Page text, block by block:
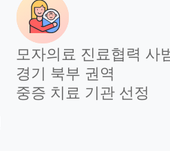
모자의료 진료협력 사
경기 북부 권역
중증 치료 기관 선정